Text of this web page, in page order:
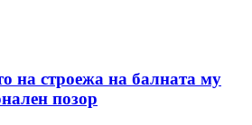
на строежа на балната му
позор